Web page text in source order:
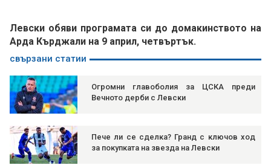
Левски обяви програмата си до домакинството на
Арда Кърджали на 9 април, четвъртък.
свързани статии
Огромни главоболия за ЦСКА преди
Вечното дерби с Левски
Пече ли се сделка? Гранд с ключов ход
за покупката на звезда на Левски